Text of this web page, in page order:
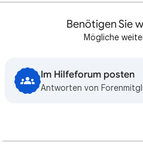
Benötigen Sie
Mögliche
Im Hilfeforum posten
Antworten von